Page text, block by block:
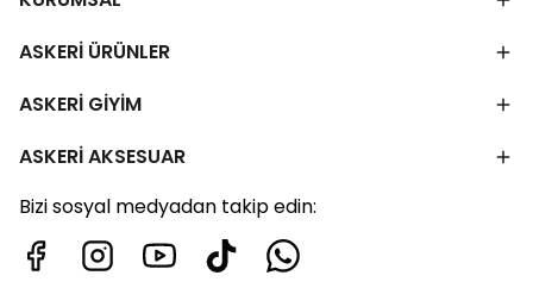
ASKERİ ÜRÜNLER
ASKERİ GİYİM
ASKERİ AKSESUAR
Bizi sosyal medyadan takip edin: